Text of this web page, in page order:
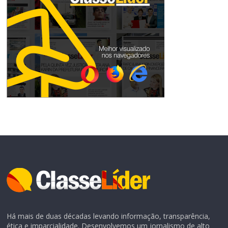
Há mais de duas décadas levando informação, transparência,
ética e imparcialidade. Desenvolvemos um jornalismo de alto